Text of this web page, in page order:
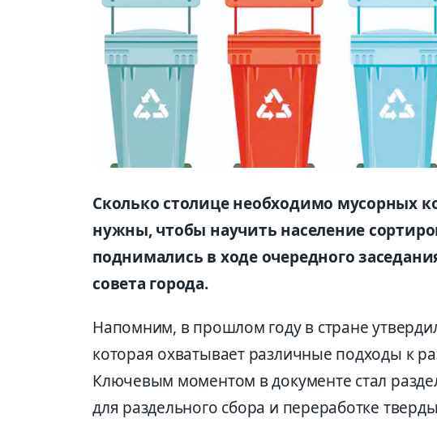
Сколько столице необходимо мусорных
нужны, чтобы научить население
поднимались в ходе очередного
совета города.
Напомним, в прошлом году в стране
которая охватывает различные подходы к
Ключевым моментом в документе стал
для раздельного сбора и переработке